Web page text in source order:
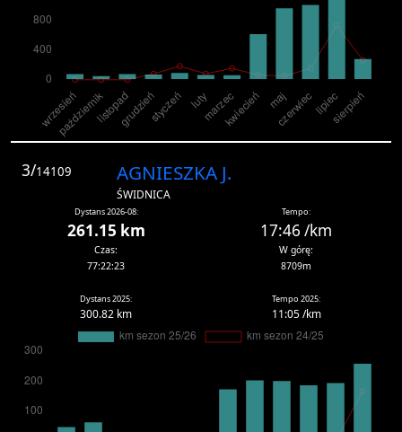
3/14109 AGNIESZKA J.
ŚWIDNICA
Dystans 2026-08:
261.15 km
Tempo:
17:46 /km
Czas:
77:22:23
W górę:
8709m
Dystans 2025:
300.82 km
Tempo 2025:
11:05 /km